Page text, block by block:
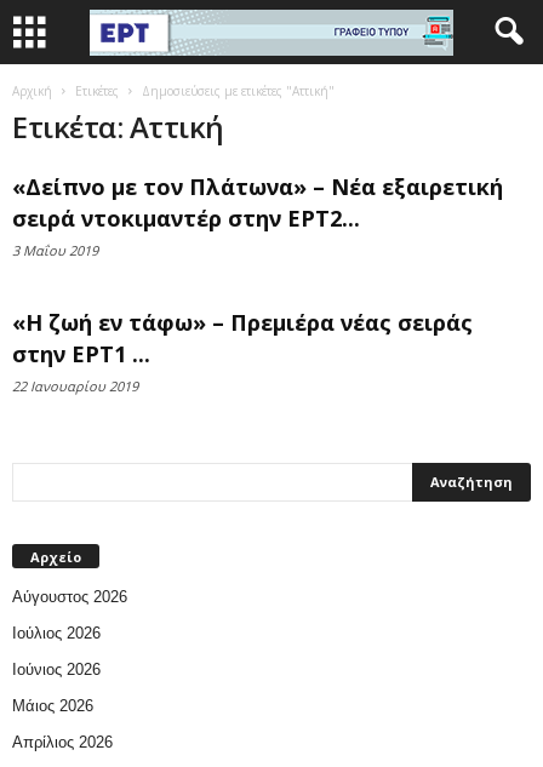
Αρχική Ετικέτες Δημοσιεύσεις με ετικέτες "Αττική"
Ετικέτα: Αττική
«Δείπνο με τον Πλάτωνα» – Νέα εξαιρετική
σειρά ντοκιμαντέρ στην ΕΡΤ2...
3 Μαΐου 2019
«Η ζωή εν τάφω» – Πρεμιέρα νέας σειράς
στην ΕΡΤ1 ...
22 Ιανουαρίου 2019
Αρχείο
Αύγουστος 2026
Ιούλιος 2026
Ιούνιος 2026
Μάιος 2026
Απρίλιος 2026